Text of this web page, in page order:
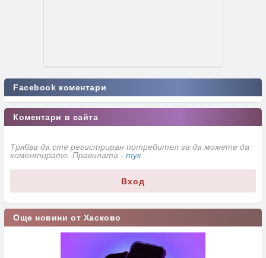
Facebook коментари
Коментари в сайта
Трябва да сте регистриран потребител за да можете да
коментирате. Правилата - тук
Вход
Още новини от Хасково